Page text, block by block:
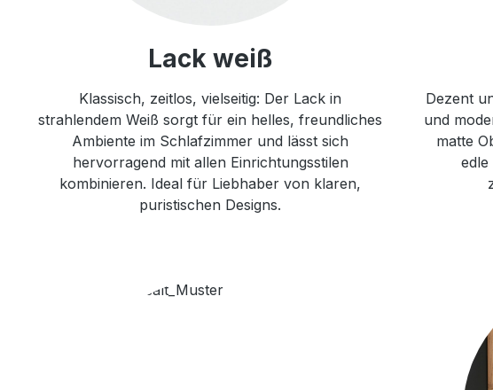
Lack weiß
Klassisch, zeitlos, vielseitig: Der Lack in
strahlendem Weiß sorgt für ein helles, freundliches
Ambiente im Schlafzimmer und lässt sich
hervorragend mit allen Einrichtungsstilen
kombinieren. Ideal für Liebhaber von klaren,
puristischen Designs.
Dezent
und
matte
edle